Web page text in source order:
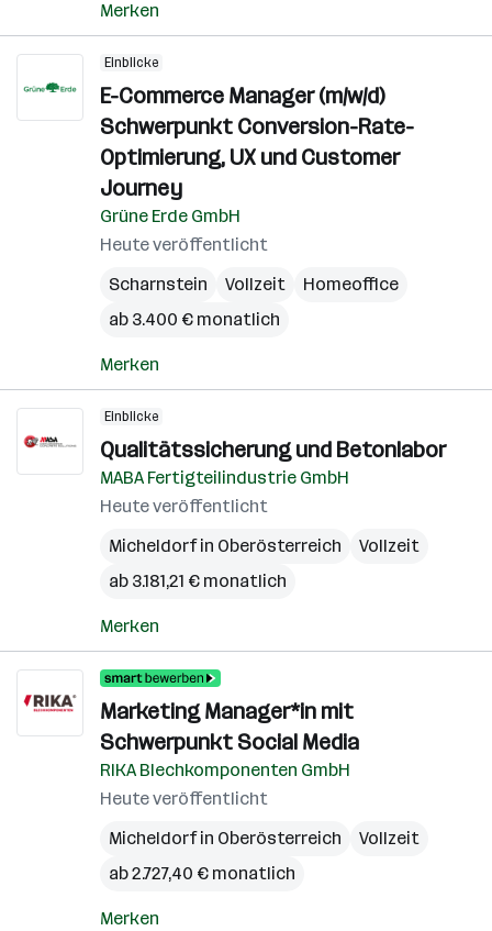
Merken
Einblicke
E-Commerce Manager (m/w/d)
Schwerpunkt Conversion-Rate-
Optimierung, UX und Customer
Journey
Grüne Erde GmbH
Heute veröffentlicht
Scharnstein
Vollzeit
Homeoffice
ab 3.400 € monatlich
Merken
Einblicke
Qualitätssicherung und Betonlabor
MABA Fertigteilindustrie GmbH
Heute veröffentlicht
Micheldorf in Oberösterreich
Vollzeit
ab 3.181,21 € monatlich
Merken
Marketing Manager*in mit
Schwerpunkt Social Media
RIKA Blechkomponenten GmbH
Heute veröffentlicht
Micheldorf in Oberösterreich
Vollzeit
ab 2.727,40 € monatlich
Merken